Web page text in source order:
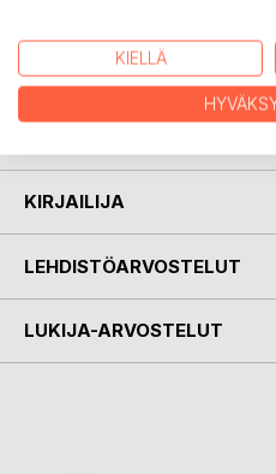
repaleisia pilviä Porolaaksoon
väreili ja Vuomakasjoen
Kesäyö Lapissa, vaikka
KIRJAILIJA
LEHDISTÖARVOSTELUT
LUKIJA-ARVOSTELUT
KIELLÄ